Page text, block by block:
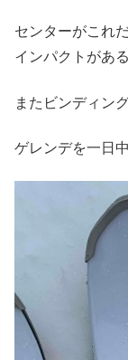
センターがこれ
インパクトがある
またビンディン
ゲレンデを一日